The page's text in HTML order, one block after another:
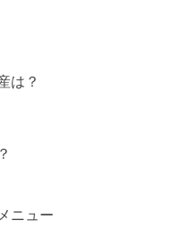
は？
ニュー